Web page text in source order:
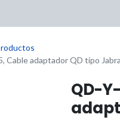
Cable adaptador QD tipo
QD-